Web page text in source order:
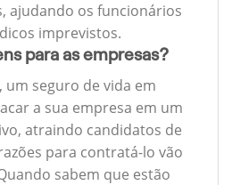
ajudando os funcionários
imprevistos.
para as empresas?
um seguro de vida em
a sua empresa em um
atraindo candidatos de
para contratá-lo vão
sabem que estão